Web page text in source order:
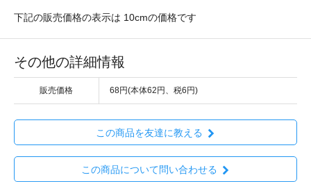
下記の販売価格の表示は 10cmの価格です
その他の詳細情報
販売価格 68円(本体62円、税6円)
この商品を友達に教える
この商品について問い合わせる